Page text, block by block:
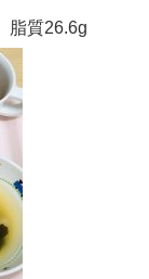
質26.6g